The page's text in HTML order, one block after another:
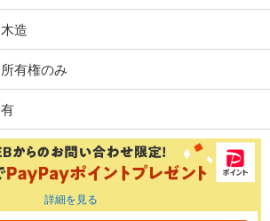
木造
所有権のみ
有
詳細を見る